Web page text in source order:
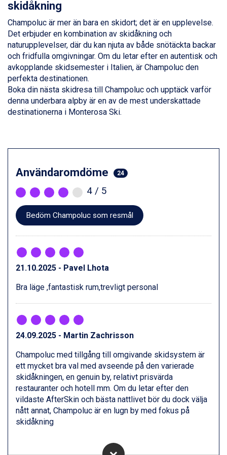
St. Anton från 11.245 kr.
Zell am See från 6.295 kr.
Livigno från 5.595 kr.
Canazei från 7.195 kr.
Ponte di Legno från 7.395 kr.
Sauze dOulx från 6.145 kr.
Alleghe från 8.545 kr.
Bad Gastein från 6.295 kr.
Arabba från 11.045 kr.
La Thuile från 7.045 kr.
Bad Hofgastein från 8.595 kr.
Champoluc från 5.945 kr.
Sestriere från 6.945 kr.
Fieberbrunn från 9.645 kr.
Ischgl från 11.295 kr.
Wagrain från 7.095 kr.
Val Thorens från 8.395 kr.
Zell am See från 6.295 kr.
Livigno från 5.595 kr.
Ponte di Legno från 7.395 kr.
Bad Gastein från 6.295 kr.
Arabba från 11.045 kr.
Cervinia från 8.245 kr.
Passo Tonale från 5.895 kr.
Sölden från 12.995 kr.
Saalbach från 9.445 kr.
Bad Hofgastein från 8.595 kr.
Champoluc från 5.945 kr.
Sestriere från 6.945 kr.
Ischgl från 11.295 kr.
skidåkning
Champoluc är mer än bara en skidort; det är en upplevelse.
Det erbjuder en kombination av skidåkning och
naturupplevelser, där du kan njuta av både snötäckta backar
och fridfulla omgivningar. Om du letar efter en autentisk och
avkopplande skidsemester i Italien, är Champoluc den
perfekta destinationen.
Boka din nästa skidresa till Champoluc och upptäck varför
denna underbara alpby är en av de mest underskattade
destinationerna i Monterosa Ski.
Användaromdöme 24
4 / 5
Bedöm Champoluc som resmål
21.10.2025 - Pavel Lhota
Bra läge ,fantastisk rum,trevligt personal
24.09.2025 - Martin Zachrisson
Champoluc med tillgång till omgivande skidsystem är
ett mycket bra val med avseende på den varierade
skidåkningen, en genuin by, relativt prisvärda
restauranter och hotell mm. Om du letar efter den
vildaste AfterSkin och bästa nattlivet bör du dock välja
nått annat, Champoluc är en lugn by med fokus på
skidåkning